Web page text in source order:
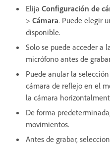
Elija Configuración de
> Cámara. Puede elegir
disponible.
Solo se puede acceder a
micrófono antes de
Puede anular la
cámara de reflejo en el
la cámara
De forma
movimientos.
Antes de grabar,